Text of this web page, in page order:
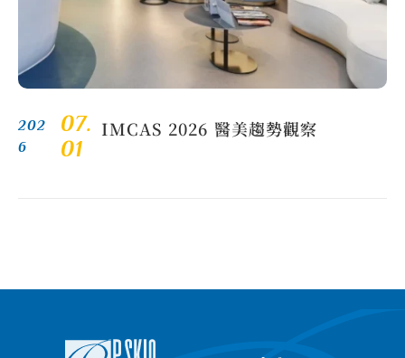
202
6
07.
01
IMCAS 2026 醫美趨勢觀察